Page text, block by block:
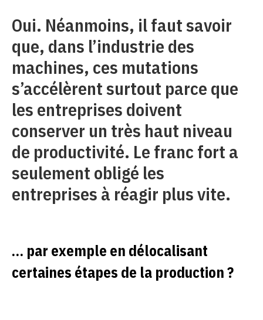
Oui. Néanmoins, il faut savoir
que, dans l’industrie des
machines, ces mutations
s’accélèrent surtout parce que
les entreprises doivent
conserver un très haut niveau
de productivité. Le franc fort a
seulement obligé les
entreprises à réagir plus vite.
… par exemple en délocalisant
certaines étapes de la production ?